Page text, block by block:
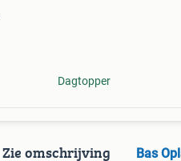
Dagtopper
Zie omschrijving Bas